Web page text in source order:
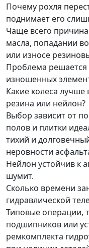
Почему рохля
поднимает его
Чаще всего
масла, попадании
или износе
Проблема решается
изношенных
Какие колеса лучше
резина или нейлон?
Выбор зависит от
полов и плитки
тихий и
неровности
Нейлон устойчив к
шумит.
Сколько времени
гидравлической
Типовые операции,
подшипников или
ремкомплекта